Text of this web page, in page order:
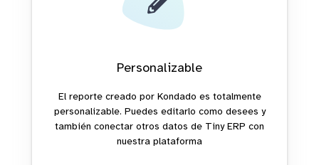
Personalizable
El reporte creado por Kondado es totalmente
personalizable. Puedes editarlo como desees y
también conectar otros datos de Tiny ERP con
nuestra plataforma